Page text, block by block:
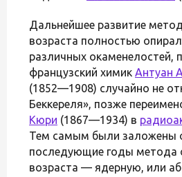
Дальнейшее развитие
возраста полностью
различных окаменелостей,
французский химик Антуан
(1852—1908) случайно не
Беккереля», позже
Кюри (1867—1934) в
Тем самым были заложены
последующие годы метода
возраста — ядерную, или